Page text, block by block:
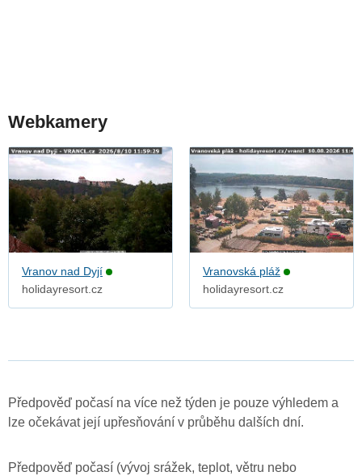
Webkamery
Vranov nad Dyjí
holidayresort.cz
Vranovská pláž
holidayresort.cz
Předpověď počasí na více než týden je pouze výhledem a
lze očekávat její upřesňování v průběhu dalších dní.
Předpověď počasí (vývoj srážek, teplot, větru nebo